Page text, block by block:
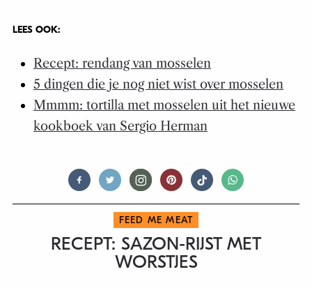
LEES OOK:
Recept: rendang van mosselen
5 dingen die je nog niet wist over mosselen
Mmmm: tortilla met mosselen uit het nieuwe
kookboek van Sergio Herman
FEED ME MEAT
RECEPT: SAZON-RIJST MET
WORSTJES